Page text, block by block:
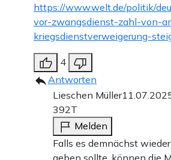
https://www.welt.de/politik/
vor-zwangsdienst-zahl-von-
kriegsdienstverweigerung-
4
Antworten
Lieschen Müller
392T
Melden
Falls es demnächst